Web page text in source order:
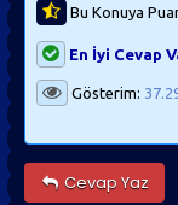
Bu Konuya
En İyi Cevap
Gösterim:
Cevap Yaz